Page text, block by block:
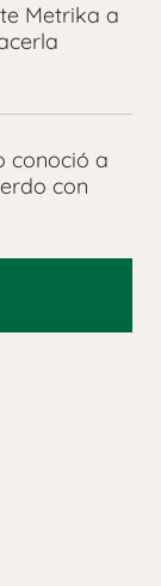
Metrika a
conoció a
con